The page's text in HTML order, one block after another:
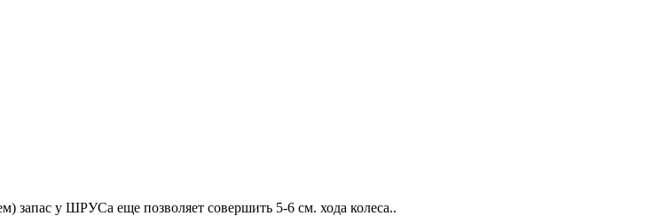
запас у ШРУСа еще позволяет совершить 5-6 см. хода колеса..